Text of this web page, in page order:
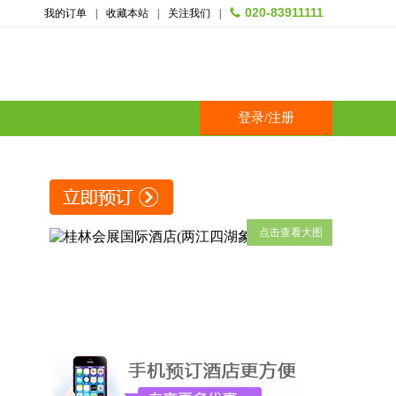
我的订单 收藏本站 关注我们 020-83911111
登录/注册
点击查看大图